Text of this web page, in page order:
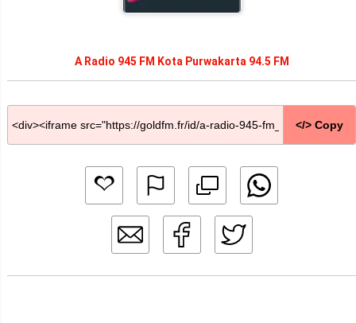
A Radio 945 FM Kota Purwakarta 94.5 FM
</> Copy